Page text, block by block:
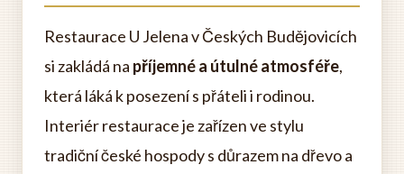
Restaurace U Jelena v Českých Budějovicích
si zakládá na příjemné a útulné atmosféře,
která láká k posezení s přáteli i rodinou.
Interiér restaurace je zařízen ve stylu
tradiční české hospody s důrazem na dřevo a